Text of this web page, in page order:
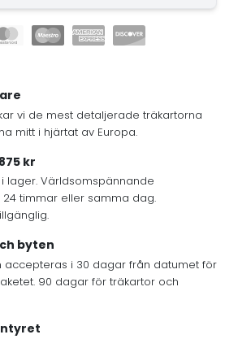
vi de mest detaljerade träkartorna
mitt i hjärtat av Europa.
kr
lager. Världsomspännande
timmar eller samma dag.
byten
accepteras i 30 dagar från datumet för
90 dagar för träkartor och